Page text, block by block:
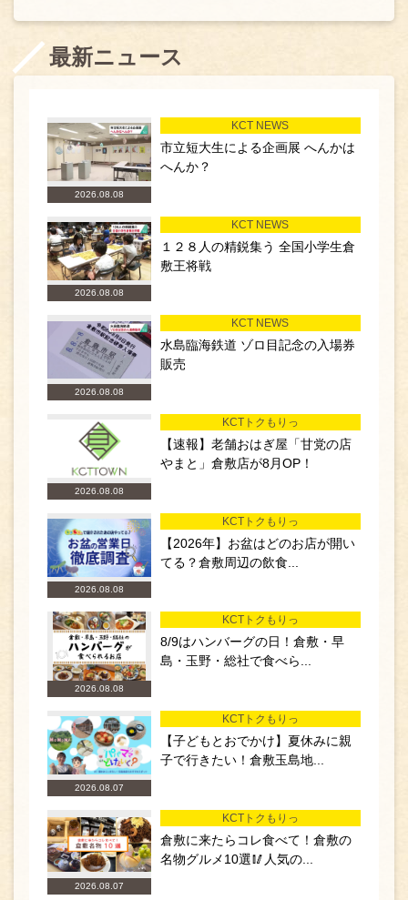
最新ニュース
2026.08.08
KCT NEWS
市立短大生による企画展 へんかは
へんか？
2026.08.08
KCT NEWS
１２８人の精鋭集う 全国小学生倉
敷王将戦
2026.08.08
KCT NEWS
水島臨海鉄道 ゾロ目記念の入場券
販売
2026.08.08
KCTトクもりっ
【速報】老舗おはぎ屋「甘党の店
やまと」倉敷店が8月OP！
2026.08.08
KCTトクもりっ
【2026年】お盆はどのお店が開い
てる？倉敷周辺の飲食...
2026.08.08
KCTトクもりっ
8/9はハンバーグの日！倉敷・早
島・玉野・総社で食べら...
2026.08.07
KCTトクもりっ
【子どもとおでかけ】夏休みに親
子で行きたい！倉敷玉島地...
2026.08.07
KCTトクもりっ
倉敷に来たらコレ食べて！倉敷の
名物グルメ10選🥢人気の...